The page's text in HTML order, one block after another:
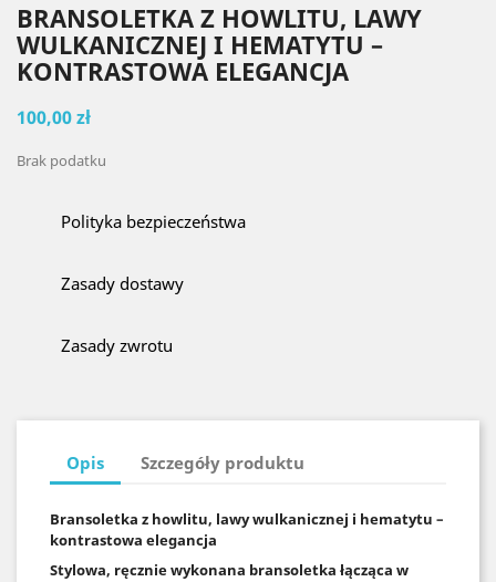
BRANSOLETKA Z HOWLITU, LAWY
WULKANICZNEJ I HEMATYTU –
KONTRASTOWA ELEGANCJA
100,00 zł
Brak podatku
Polityka bezpieczeństwa
Zasady dostawy
Zasady zwrotu
Opis Szczegóły produktu
Bransoletka z howlitu, lawy wulkanicznej i hematytu –
kontrastowa elegancja
Stylowa, ręcznie wykonana bransoletka łącząca w